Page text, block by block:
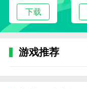
版本2.0.1
修复已知问题~
下载
游戏推荐